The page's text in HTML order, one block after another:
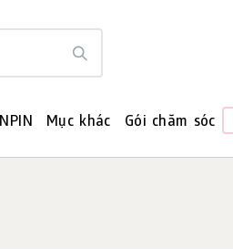
Mục khác Gói chăm sóc